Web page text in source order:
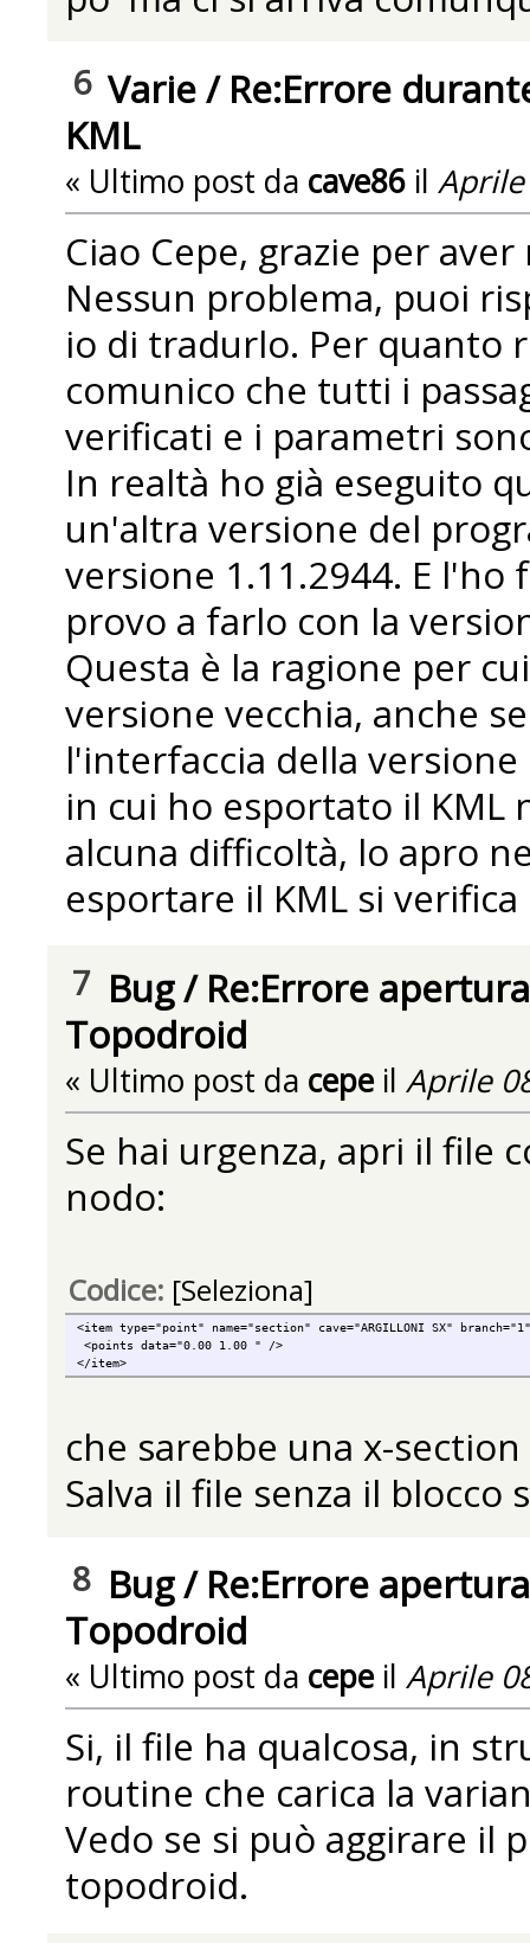
6 Varie/ Re:Errore
KML
« Ultimo post da cave86 il Aprile
Ciao Cepe, grazie per
Nessun problema, puoi
io di tradurlo. Per quanto
comunico che tutti i
verificati e i parametri
In realtà ho già eseguito
un'altra versione del
versione 1.11.2944. E
provo a farlo con la
Questa è la ragione per
versione vecchia, anche
l'interfaccia della
in cui ho esportato il KML
alcuna difficoltà, lo apro
esportare il KML si
7 Bug/ Re:Errore
Topodroid
« Ultimo post da cepe il Aprile
Se hai urgenza, apri il file
nodo:
Codice: [Seleziona]
<item type="point" name="section" cave="ARGILLONI SX"
<points data="0.00 1.00 " />
</item>
che sarebbe una x-
Salva il file senza il
8 Bug/ Re:Errore
Topodroid
« Ultimo post da cepe il Aprile
Si, il file ha qualcosa, in
routine che carica la
Vedo se si può aggirare il
topodroid.